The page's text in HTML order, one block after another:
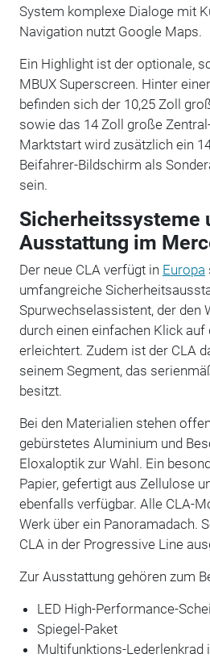
System komplexe Dialoge mit
Navigation nutzt Google Maps.
Ein Highlight ist der optionale,
MBUX Superscreen. Hinter
befinden sich der 10,25 Zoll
sowie das 14 Zoll große
Marktstart wird zusätzlich ein
Beifahrer-Bildschirm als
sein.
Sicherheitssysteme
Ausstattung im
Der neue CLA verfügt in Europa
umfangreiche
Spurwechselassistent, der den
durch einen einfachen Klick auf
erleichtert. Zudem ist der CLA
seinem Segment, das
besitzt.
Bei den Materialien stehen
gebürstetes Aluminium und
Eloxaloptik zur Wahl. Ein
Papier, gefertigt aus Zellulose
ebenfalls verfügbar. Alle CLA-
Werk über ein Panoramadach.
CLA in der Progressive Line
Zur Ausstattung gehören zum
LED High-Performance-
Spiegel-Paket
Multifunktions-Lederlenkrad